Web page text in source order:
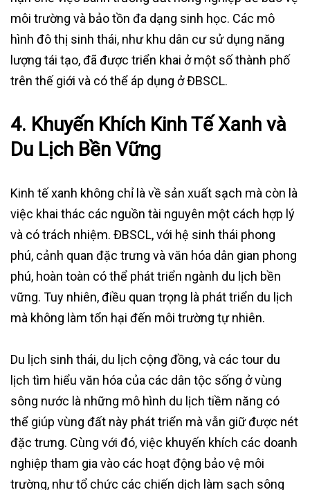
môi trường và bảo tồn đa dạng sinh học. Các mô
hình đô thị sinh thái, như khu dân cư sử dụng năng
lượng tái tạo, đã được triển khai ở một số thành phố
trên thế giới và có thể áp dụng ở ĐBSCL.
4. Khuyến Khích Kinh Tế Xanh và
Du Lịch Bền Vững
Kinh tế xanh không chỉ là về sản xuất sạch mà còn là
việc khai thác các nguồn tài nguyên một cách hợp lý
và có trách nhiệm. ĐBSCL, với hệ sinh thái phong
phú, cảnh quan đặc trưng và văn hóa dân gian phong
phú, hoàn toàn có thể phát triển ngành du lịch bền
vững. Tuy nhiên, điều quan trọng là phát triển du lịch
mà không làm tổn hại đến môi trường tự nhiên.
Du lịch sinh thái, du lịch cộng đồng, và các tour du
lịch tìm hiểu văn hóa của các dân tộc sống ở vùng
sông nước là những mô hình du lịch tiềm năng có
thể giúp vùng đất này phát triển mà vẫn giữ được nét
đặc trưng. Cùng với đó, việc khuyến khích các doanh
nghiệp tham gia vào các hoạt động bảo vệ môi
trường, như tổ chức các chiến dịch làm sạch sông